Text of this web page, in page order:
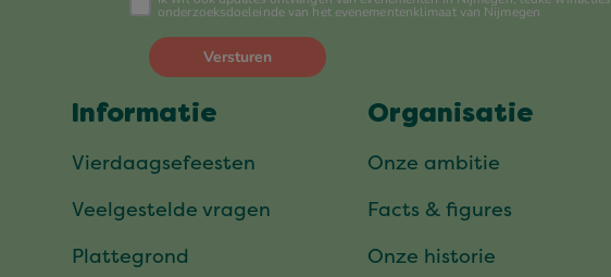
Informatie
Vierdaagsefeesten
Veelgestelde vragen
Plattegrond
Organisatie
Onze ambitie
Facts & figures
Onze historie